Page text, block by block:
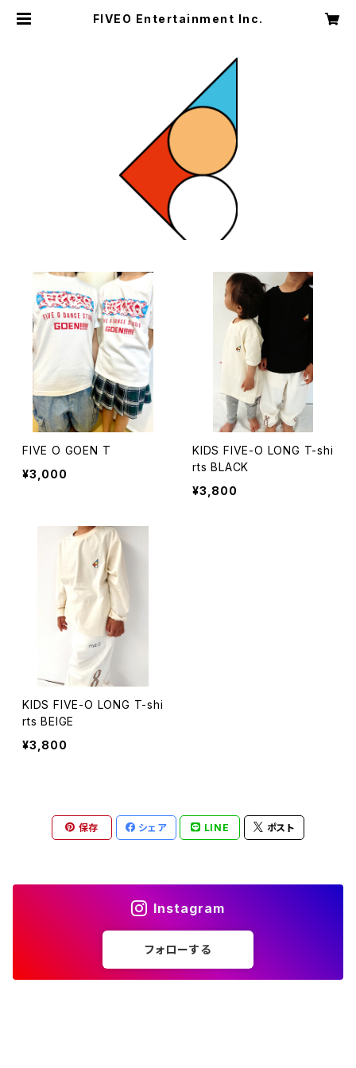
FIVEO Entertainment Inc.
FIVE O GOEN T
¥3,000
KIDS FIVE-O LONG T-shi
rts BLACK
¥3,800
KIDS FIVE-O LONG T-shi
rts BEIGE
¥3,800
保存 シェア LINE ポスト
Instagram
フォローする